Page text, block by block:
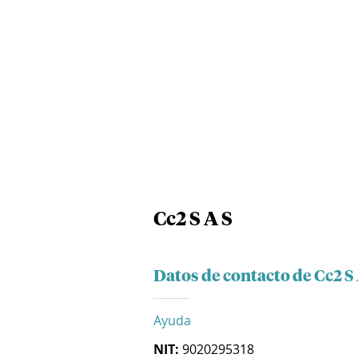
Cc2 S A S
Datos de contacto de Cc2 S
Ayuda
NIT: 9020295318